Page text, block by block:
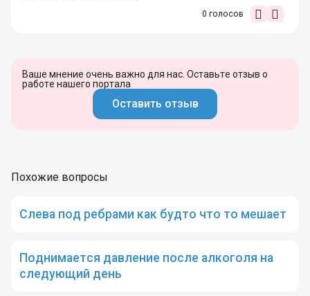
0 голосов
Ваше мнение очень важно для нас. Оставьте отзыв о
работе нашего портала
Оставить отзыв
Похожие вопросы
Слева под ребрами как будто что то мешает
Поднимается давление после алкоголя на
следующий день